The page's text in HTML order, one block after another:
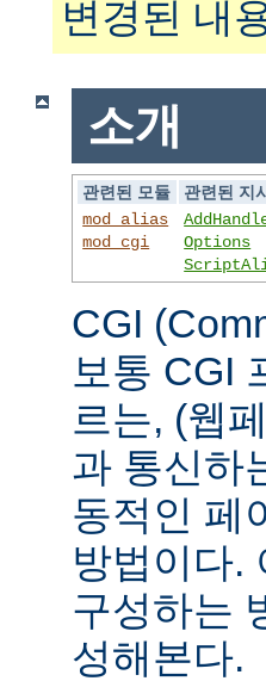
변경된 내
소개
관련된 모듈
관련된 지
mod_alias
mod_cgi
Options
CGI
보통 CGI
르는, (웹
과 통신하
동적인 페
방법이다.
구성하는
성해본다.